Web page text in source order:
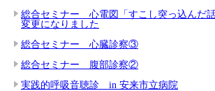
総合セミナー 心電図「すこし突っ込んだ
変更になりました
総合セミナー 心臓診察③
総合セミナー 腹部診察②
実践的呼吸音聴診 in 安来市立病院